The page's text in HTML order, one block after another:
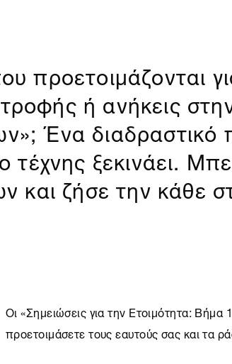
προετοιμάζονται
ή ανήκεις
Ένα διαδραστικό
ξεκινάει.
και ζήσε την κάθε
Οι «Σημειώσεις για την Ετοιμότητα: Βήμα
προετοιμάσετε τους εαυτούς σας και τα